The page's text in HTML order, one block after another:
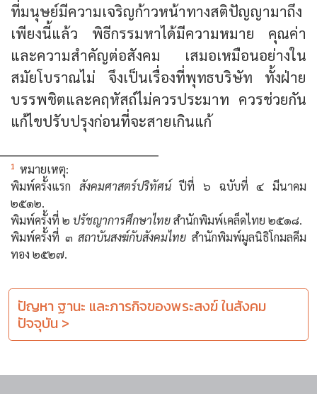
ที่มนุษย์มีความเจริญก้าวหน้าทางสติปัญญามาถึง
เพียงนี้แล้ว พิธีกรรมหาได้มีความหมาย คุณค่า
และความสำคัญต่อสังคม เสมอเหมือนอย่างใน
สมัยโบราณไม่ จึงเป็นเรื่องที่พุทธบริษัท ทั้งฝ่าย
บรรพชิตและคฤหัสถ์ไม่ควรประมาท ควรช่วยกัน
แก้ไขปรับปรุงก่อนที่จะสายเกินแก้
1 หมายเหตุ:
พิมพ์ครั้งแรก สังคมศาสตร์ปริทัศน์ปีที่ ๖ ฉบับที่ ๔ มีนาคม
๒๕๑๒.
พิมพ์ครั้งที่ ๒ ปรัชญาการศึกษาไทยสำนักพิมพ์เคล็ดไทย ๒๕๑๘.
พิมพ์ครั้งที่ ๓สถาบันสงฆ์กับสังคมไทย สำนักพิมพ์มูลนิธิโกมลคีม
ทอง ๒๕๒๗.
ปัญหา ฐานะ และภารกิจของพระสงฆ์ ในสังคม
ปัจจุบัน >